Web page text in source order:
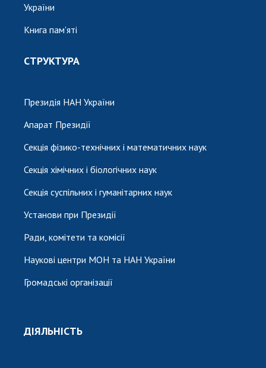
України
Книга пам'яті
СТРУКТУРА
Президія НАН України
Апарат Президії
Секція фізико-технічних і математичних наук
Секція хімічних і біологічних наук
Секція суспільних і гуманітарних наук
Установи при Президії
Ради, комітети та комісії
Наукові центри МОН та НАН України
Громадські організації
ДІЯЛЬНІСТЬ